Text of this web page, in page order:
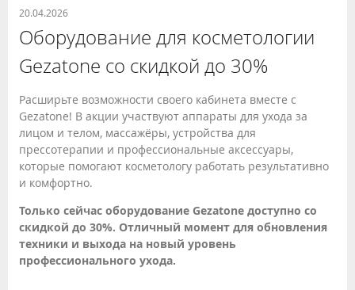
20.04.2026
Оборудование для косметологии
Gezatone со скидкой до 30%
Расширьте возможности своего кабинета вместе с
Gezatone! В акции участвуют аппараты для ухода за
лицом и телом, массажёры, устройства для
прессотерапии и профессиональные аксессуары,
которые помогают косметологу работать результативно
и комфортно.
Только сейчас оборудование Gezatone доступно со
скидкой до 30%. Отличный момент для обновления
техники и выхода на новый уровень
профессионального ухода.